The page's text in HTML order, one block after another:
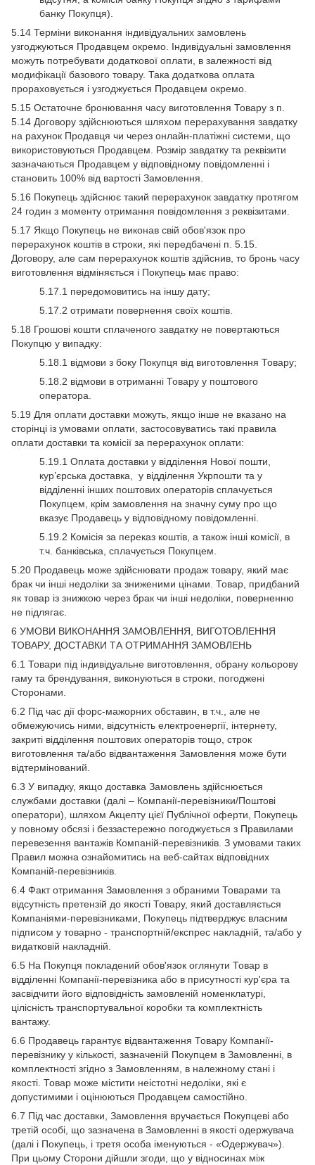
банку Покупця).
5.14 Терміни виконання індивідуальних замовлень
узгоджуються Продавцем окремо. Індивідуальні замовлення
можуть потребувати додаткової оплати, в залежності від
модифікації базового товару. Така додаткова оплата
прораховується і узгоджується Продавцем окремо.
5.15 Остаточне бронювання часу виготовлення Товару з п.
5.14 Договору здійснюються шляхом перерахування завдатку
на рахунок Продавця чи через онлайн-платіжні системи, що
використовуються Продавцем. Розмір завдатку та реквізити
зазначаються Продавцем у відповідному повідомленні і
становить 100% від вартості Замовлення.
5.16 Покупець здійснює такий перерахунок завдатку протягом
24 годин з моменту отримання повідомлення з реквізитами.
5.17 Якщо Покупець не виконав свій обов'язок про
перерахунок коштів в строки, які передбачені п. 5.15.
Договору, але сам перерахунок коштів здійснив, то бронь часу
виготовлення відміняється і Покупець має право:
5.17.1 передомовитись на іншу дату;
5.17.2 отримати повернення своїх коштів.
5.18 Грошові кошти сплаченого завдатку не повертаються
Покупцю у випадку:
5.18.1 відмови з боку Покупця від виготовлення Товару;
5.18.2 відмови в отриманні Товару у поштового
оператора.
5.19 Для оплати доставки можуть, якщо інше не вказано на
сторінці із умовами оплати, застосовуватись такі правила
оплати доставки та комісії за перерахунок оплати:
5.19.1 Оплата доставки у відділення Нової пошти,
кур’єрська доставка, у відділення Укрпошти та у
відділенні інших поштових операторів сплачується
Покупцем, крім замовлення на значну суму про що
вказує Продавець у відповідному повідомленні.
5.19.2 Комісія за переказ коштів, а також інші комісії, в
т.ч. банківська, сплачується Покупцем.
5.20 Продавець може здійснювати продаж товару, який має
брак чи інші недоліки за зниженими цінами. Товар, придбаний
як товар із знижкою через брак чи інші недоліки, поверненню
не підлягає.
6 УМОВИ ВИКОНАННЯ ЗАМОВЛЕННЯ, ВИГОТОВЛЕННЯ
ТОВАРУ, ДОСТАВКИ ТА ОТРИМАННЯ ЗАМОВЛЕНЬ
6.1 Товари під індивідуальне виготовлення, обрану кольорову
гаму та брендування, виконуються в строки, погоджені
Сторонами.
6.2 Під час дії форс-мажорних обставин, в т.ч., але не
обмежуючись ними, відсутність електроенергії, інтернету,
закриті відділення поштових операторів тощо, строк
виготовлення та/або відвантаження Замовлення може бути
відтермінований.
6.3 У випадку, якщо доставка Замовлень здійснюється
службами доставки (далі – Компанії-перевізники/Поштові
оператори), шляхом Акцепту цієї Публічної оферти, Покупець
у повному обсязі і беззастережно погоджується з Правилами
перевезення вантажів Компаній-перевізників. З умовами таких
Правил можна ознайомитись на веб-сайтах відповідних
Компаній-перевізників.
6.4 Факт отримання Замовлення з обраними Товарами та
відсутність претензій до якості Товару, який доставляється
Компаніями-перевізниками, Покупець підтверджує власним
підписом у товарно - транспортній/експрес накладній, та/або у
видатковій накладній.
6.5 На Покупця покладений обов'язок оглянути Товар в
відділенні Компанії-перевізника або в присутності кур'єра та
засвідчити його відповідність замовленій номенклатурі,
цілісність транспортувальної коробки та комплектність
вантажу.
6.6 Продавець гарантує відвантаження Товару Компанії-
перевізнику у кількості, зазначеній Покупцем в Замовленні, в
комплектності згідно з Замовленням, в належному стані і
якості. Товар може містити неістотні недоліки, які є
допустимими і оцінюються Продавцем самостійно.
6.7 Під час доставки, Замовлення вручається Покупцеві або
третій особі, що зазначена в Замовленні в якості одержувача
(далі і Покупець, і третя особа іменуються - «Одержувач»).
При цьому Сторони дійшли згоди, що у відносинах між